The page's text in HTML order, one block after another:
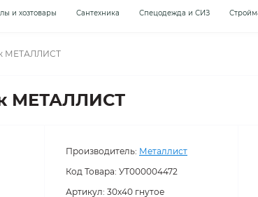
и хозтовары Сантехника Спецодежда и СИЗ
МЕТАЛЛИСТ
МЕТАЛЛИСТ
Производитель: Металлист
Код Товара: УТ000004472
Артикул: 30х40 гнутое